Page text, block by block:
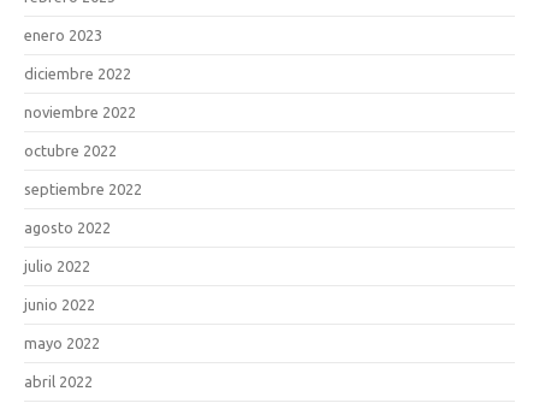
enero 2023
diciembre 2022
noviembre 2022
octubre 2022
septiembre 2022
agosto 2022
julio 2022
junio 2022
mayo 2022
abril 2022